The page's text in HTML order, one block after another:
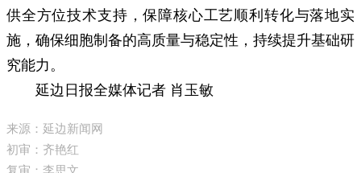
供全方位技术支持，保障核心工艺顺利转化与落地实
施，确保细胞制备的高质量与稳定性，持续提升基础研
究能力。
延边日报全媒体记者 肖玉敏
来源：延边新闻网
初审：齐艳红
复审：李思文